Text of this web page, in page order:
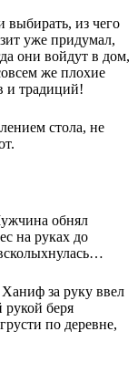
выбирать, из чего
уже придумал,
они войдут в дом,
же плохие
и традиций!
стола, не
обнял
на руках до
за руку ввел
беря
по деревне,